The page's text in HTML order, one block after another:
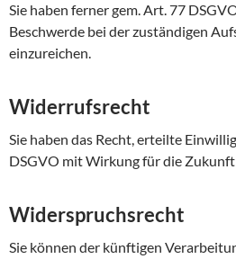
Sie haben ferner gem. Art. 77
Beschwerde bei der zuständigen
einzureichen.
Widerrufsrecht
Sie haben das Recht, erteilte
DSGVO mit Wirkung für die
Widerspruchsrecht
Sie können der künftigen